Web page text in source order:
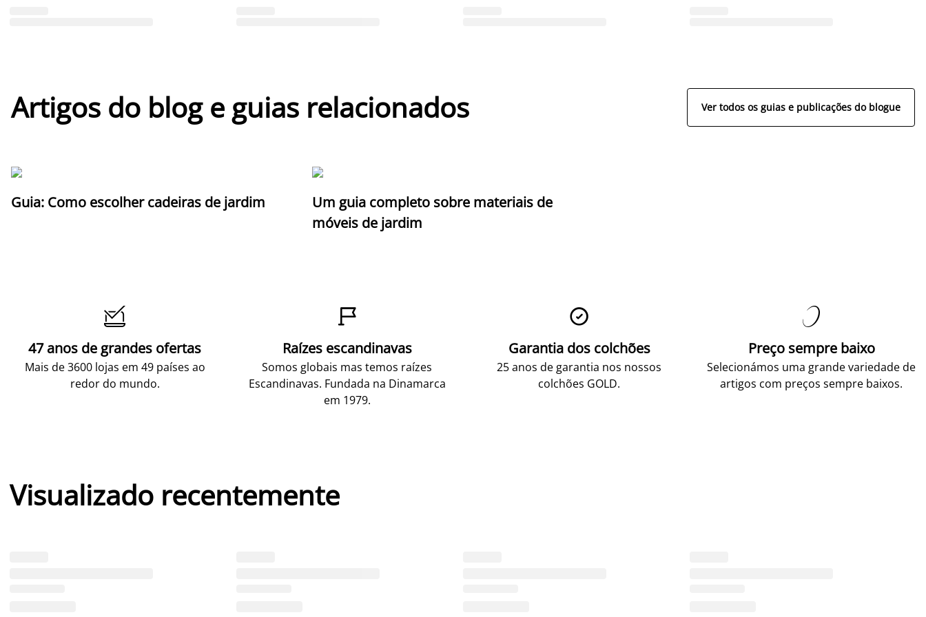
Artigos do blog e guias relacionados Ver todos os guias e publicações do blogue
Guia: Como escolher cadeiras de jardim
Um guia completo sobre materiais de
móveis de jardim

47 anos de grandes ofertas
Mais de 3600 lojas em 49 países ao
redor do mundo.

Raízes escandinavas
Somos globais mas temos raízes
Escandinavas. Fundada na Dinamarca
em 1979.

Garantia dos colchões
25 anos de garantia nos nossos
colchões GOLD.

Preço sempre baixo
Selecionámos uma grande variedade de
artigos com preços sempre baixos.
Visualizado recentemente